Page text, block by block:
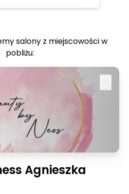
salony z miejscowości w
pobliżu:
Agnieszka